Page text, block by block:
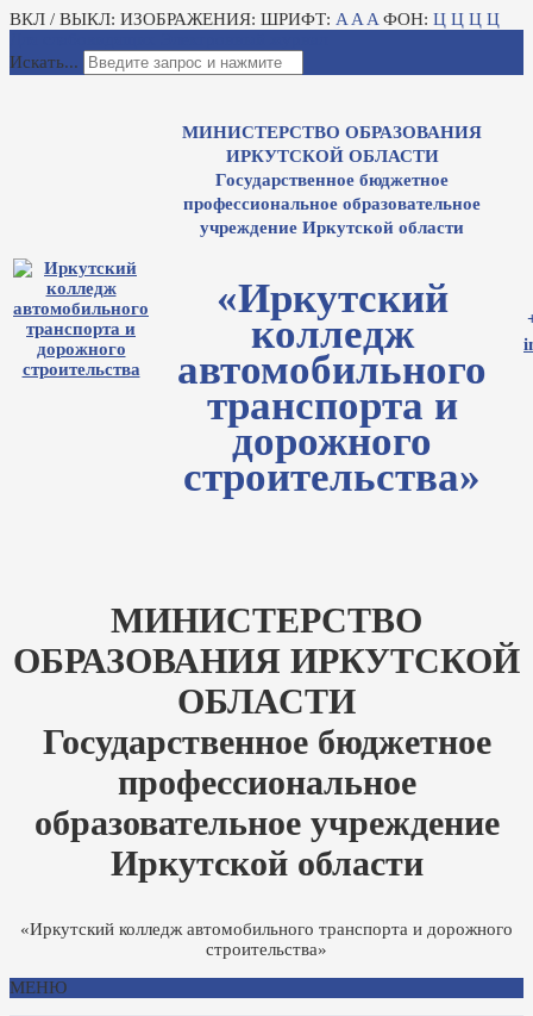
ВКЛ / ВЫКЛ: ИЗОБРАЖЕНИЯ: ШРИФТ: A A A ФОН: Ц Ц Ц Ц
Искать...
МИНИСТЕРСТВО ОБРАЗОВАНИЯ
ИРКУТСКОЙ ОБЛАСТИ
Государственное бюджетное
профессиональное образовательное
учреждение Иркутской области
«Иркутский
колледж
автомобильного
транспорта и
дорожного
строительства»
МИНИСТЕРСТВО
ОБРАЗОВАНИЯ ИРКУТСКОЙ
ОБЛАСТИ
Государственное бюджетное
профессиональное
образовательное учреждение
Иркутской области
«Иркутский колледж автомобильного транспорта и дорожного
строительства»
МЕНЮ